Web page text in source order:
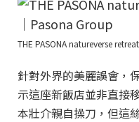
THE PASONA natureverse
針對外界的美麗誤會，
示這座新飯店並非直接
本壯介親自操刀，但這